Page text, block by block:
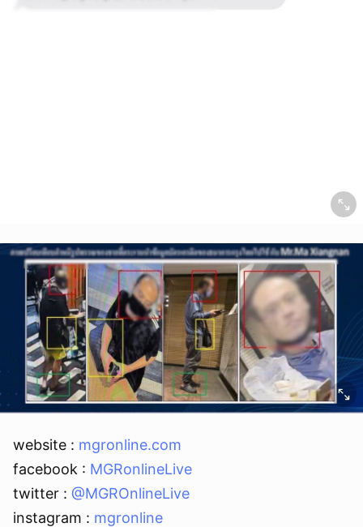
website : mgronline.com
facebook : MGRonlineLive
twitter : @MGROnlineLive
instagram : mgronline